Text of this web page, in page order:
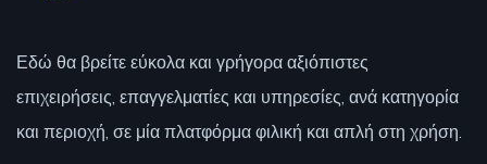
Εδώ θα βρείτε εύκολα και γρήγορα αξιόπιστες
επιχειρήσεις, επαγγελματίες και υπηρεσίες, ανά κατηγορία
και περιοχή, σε μία πλατφόρμα φιλική και απλή στη χρήση.